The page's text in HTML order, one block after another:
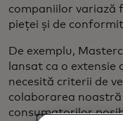
companiilor variază
pieței și de
De exemplu,
lansat ca o
necesită criterii de
colaborarea
consumatorilor